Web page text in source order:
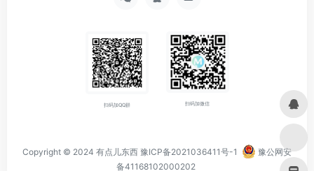
扫码加QQ群 扫码加微信
Copyright © 2024 有点儿东西 豫ICP备2021036411号-1
豫公网安
备41168102000202